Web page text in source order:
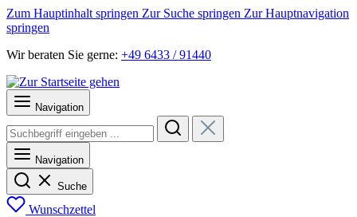
Zum Hauptinhalt springen Zur Suche springen Zur Hauptnavigation
springen
Wir beraten Sie gerne: +49 6433 / 91440
Navigation
Navigation
Suche
Wunschzettel